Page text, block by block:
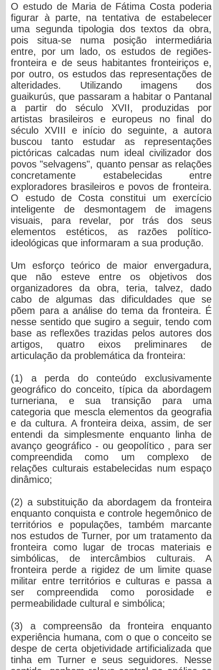
O estudo de Maria de Fátima Costa poderia
figurar à parte, na tentativa de estabelecer
uma segunda tipologia dos textos da obra,
pois situa-se numa posição intermediária
entre, por um lado, os estudos de regiões-
fronteira e de seus habitantes fronteiriços e,
por outro, os estudos das representações de
alteridades. Utilizando imagens dos
guaikurús, que passaram a habitar o Pantanal
a partir do século XVII, produzidas por
artistas brasileiros e europeus no final do
século XVIII e início do seguinte, a autora
buscou tanto estudar as representações
pictóricas calcadas num ideal civilizador dos
povos "selvagens", quanto pensar as relações
concretamente estabelecidas entre
exploradores brasileiros e povos de fronteira.
O estudo de Costa constitui um exercício
inteligente de desmontagem de imagens
visuais, para revelar, por trás dos seus
elementos estéticos, as razões político-
ideológicas que informaram a sua produção.
Um esforço teórico de maior envergadura,
que não esteve entre os objetivos dos
organizadores da obra, teria, talvez, dado
cabo de algumas das dificuldades que se
põem para a análise do tema da fronteira. É
nesse sentido que sugiro a seguir, tendo com
base as reflexões trazidas pelos autores dos
artigos, quatro eixos preliminares de
articulação da problemática da fronteira:
(1) a perda do conteúdo exclusivamente
geográfico do conceito, típica da abordagem
turneriana, e sua transição para uma
categoria que mescla elementos da geografia
e da cultura. A fronteira deixa, assim, de ser
entendi da simplesmente enquanto linha de
avanço geográfico - ou geopolítico , para ser
compreendida como um complexo de
relações culturais estabelecidas num espaço
dinâmico;
(2) a substituição da abordagem da fronteira
enquanto conquista e controle hegemônico de
territórios e populações, também marcante
nos estudos de Turner, por um tratamento da
fronteira como lugar de trocas materiais e
simbólicas, de intercâmbios culturais. A
fronteira perde a rigidez de um limite quase
militar entre territórios e culturas e passa a
ser compreendida como porosidade e
permeabilidade cultural e simbólica;
(3) a compreensão da fronteira enquanto
experiência humana, com o que o conceito se
despe de certa objetividade artificializada que
tinha em Turner e seus seguidores. Nesse